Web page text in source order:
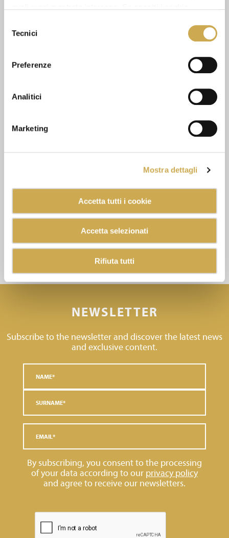
delTecnici
Preferenze
Analitici
Marketing
Mostra dettagli
Accetta tutti i cookie
Accetta selezionati
Rifiuta tutti
NEWSLETTER
Subscribe to the newsletter and discover the latest news
and exclusive content.
By subscribing, you consent to the processing
of your data according to our privacy policy
and agree to receive our newsletters.